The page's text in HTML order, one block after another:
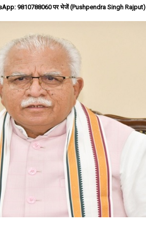
9810788060 पर भेजें (Pushpendra Singh Rajput)